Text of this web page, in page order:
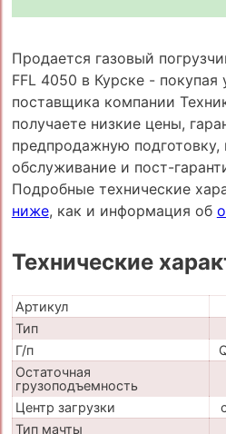
Продается газовый
FFL 4050 в Курске - покупая
поставщика компании
получаете низкие цены,
предпродажную подготовку,
обслуживание и пост-
Подробные технические
ниже, как и информация об
Технические
Артикул
Тип
Г/п
Остаточная
грузоподъемность
Центр загрузки
Тип мачты